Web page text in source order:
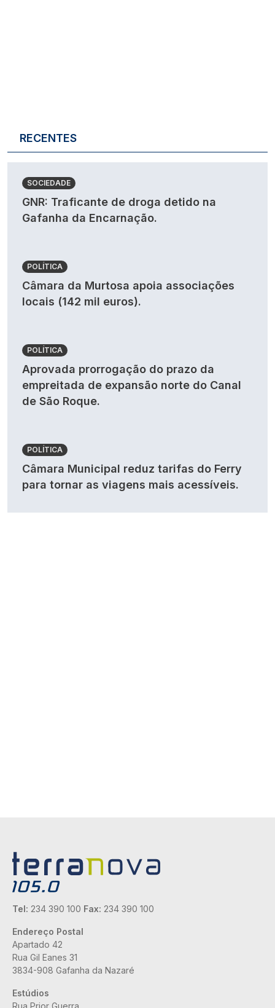
RECENTES
SOCIEDADE
GNR: Traficante de droga detido na
Gafanha da Encarnação.
POLÍTICA
Câmara da Murtosa apoia associações
locais (142 mil euros).
POLÍTICA
Aprovada prorrogação do prazo da
empreitada de expansão norte do Canal
de São Roque.
POLÍTICA
Câmara Municipal reduz tarifas do Ferry
para tornar as viagens mais acessíveis.
Tel: 234 390 100 Fax: 234 390 100
Endereço Postal
Apartado 42
Rua Gil Eanes 31
3834-908 Gafanha da Nazaré
Estúdios